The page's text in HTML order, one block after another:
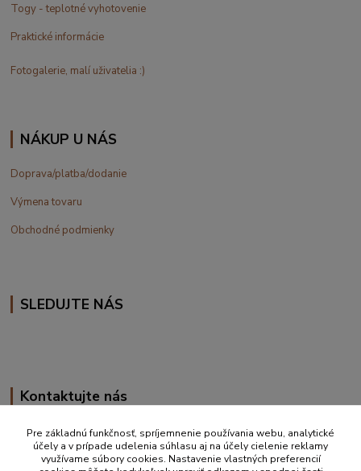
Togy - teplotné vyhotovenie
Praktické informácie
Fotogalerie, malí uživatelia :)
NÁKUP U NÁS
Doprava/platba/dodanie
Výmena tovaru
Obchodné podmienky
SLEDUJTE NÁS
Kontaktujte nás
+420 777 610 855
info@vakynaspanie.sk
Pre základnú funkčnosť, spríjemnenie používania webu, analytické
účely a v prípade udelenia súhlasu aj na účely cielenie reklamy
využívame súbory cookies. Nastavenie vlastných preferencií